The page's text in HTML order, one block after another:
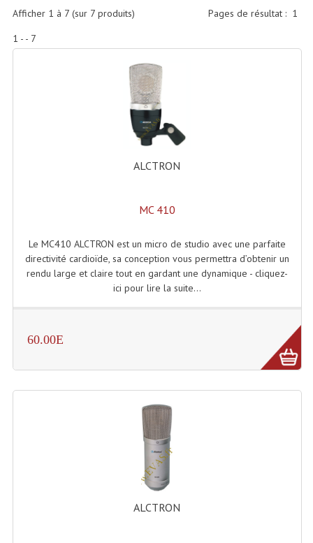
Sonorisation
Accessoires Pieds Cellules Diamants
Accessoires Enceintes
Diamants
Selecteurs Audio Vidéo
Amplificateurs
Egaliseur Egaliseurs
Enceintes Et Caissons Basses
Packs Sono
Pages de résultat : 1
Afficher 1 à 7(sur 7produits)
1 - - 7
ALCTRON
MC 410
Le MC410 ALCTRON est un micro de studio avec une parfaite
directivité cardioïde, sa conception vous permettra d’obtenir un
rendu large et claire tout en gardant une dynamique - cliquez-
ici pour lire la suite...
60.00E
ALCTRON